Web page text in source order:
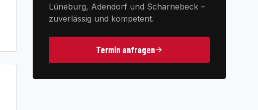
Lüneburg, Adendorf und Scharnebeck –
zuverlässig und kompetent.
Termin anfragen